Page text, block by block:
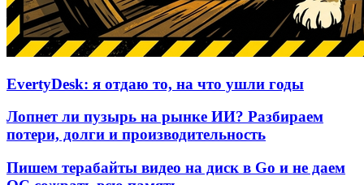
EvertyDesk: я отдаю то, на что ушли годы
Лопнет ли пузырь на рынке ИИ? Разбираем
потери, долги и производительность
Пишем терабайты видео на диск в Go и не даем